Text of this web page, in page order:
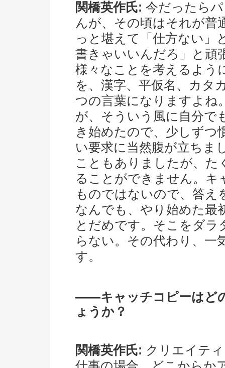
関橋英作氏: 今だったら
んが、その頃はそれが普
っと堪えて「仕方ない」
書きゃいいんだろ」と頑
様々なことを考えるよう
を、漢字、平仮名、カタ
つの言葉になりますよね
が、そういう風に自分で
き始めたので、少しずつ
い要求に当然腹が立ちま
こともありましたが、た
ることができません。キ
ものではないので、答え
なんでも、やり始めた最
とだめです。そこをダラ
らない。その代わり、一
す。
――キャッチコピーはど
ょうか？
関橋英作氏: クリエイテ